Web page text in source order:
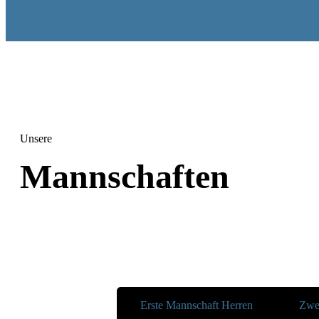
Unsere
Mannschaften
Erste Mannschaft Herren